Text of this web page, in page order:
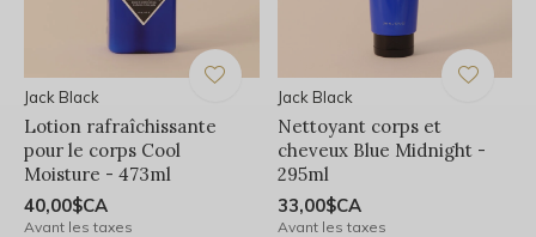
Jack Black
Lotion rafraîchissante
pour le corps Cool
Moisture - 473ml
40,00$CA
Avant les taxes
Jack Black
Nettoyant corps et
cheveux Blue Midnight -
295ml
33,00$CA
Avant les taxes